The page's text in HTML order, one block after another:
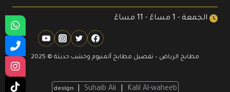
الجمعة - 1 مساءً - 11 مساءً
مطابخ الرياض – تفصيل مطابخ ألمنيوم وخشب حديثة © 2025
design Suhaib Ali Kalil Al-waheeb